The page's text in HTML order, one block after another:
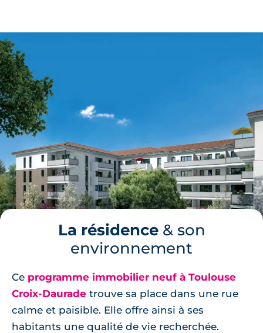
La résidence& son
environnement
Ce programme immobilier neuf à Toulouse
Croix-Daurade trouve sa place dans une rue
calme et paisible. Elle offre ainsi à ses
habitants une qualité de vie recherchée.